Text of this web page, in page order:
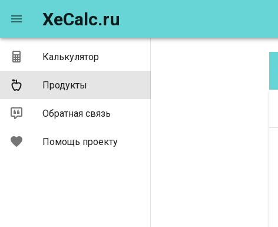
Калькулятор
Продукты
Обратная связь
Помощь проекту
XeCalc.ru